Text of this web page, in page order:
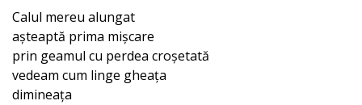
Calul mereu alungat
așteaptă prima mișcare
prin geamul cu perdea croșetată
vedeam cum linge gheața
dimineața